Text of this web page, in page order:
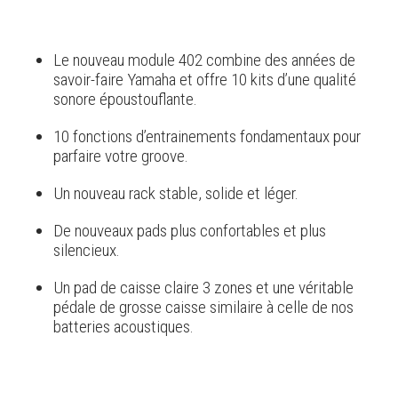
Le nouveau module 402 combine des années de
savoir-faire Yamaha et offre 10 kits d’une qualité
sonore époustouflante.
10 fonctions d’entrainements fondamentaux pour
parfaire votre groove.
Un nouveau rack stable, solide et léger.
De nouveaux pads plus confortables et plus
silencieux.
Un pad de caisse claire 3 zones et une véritable
pédale de grosse caisse similaire à celle de nos
batteries acoustiques.